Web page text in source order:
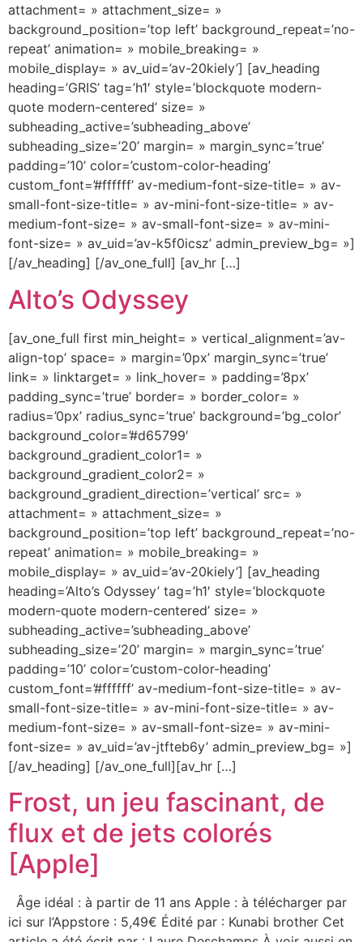
attachment= » attachment_size= »
background_position=’top left’ background_repeat=’no-
repeat’ animation= » mobile_breaking= »
mobile_display= » av_uid=’av-20kiely’] [av_heading
heading=’GRIS’ tag=’h1′ style=’blockquote modern-
quote modern-centered’ size= »
subheading_active=’subheading_above’
subheading_size=’20’ margin= » margin_sync=’true’
padding=’10’ color=’custom-color-heading’
custom_font=’#ffffff’ av-medium-font-size-title= » av-
small-font-size-title= » av-mini-font-size-title= » av-
medium-font-size= » av-small-font-size= » av-mini-
font-size= » av_uid=’av-k5f0icsz’ admin_preview_bg= »]
[/av_heading] [/av_one_full] [av_hr […]
Alto’s Odyssey
[av_one_full first min_height= » vertical_alignment=’av-
align-top’ space= » margin=’0px’ margin_sync=’true’
link= » linktarget= » link_hover= » padding=’8px’
padding_sync=’true’ border= » border_color= »
radius=’0px’ radius_sync=’true’ background=’bg_color’
background_color=’#d65799′
background_gradient_color1= »
background_gradient_color2= »
background_gradient_direction=’vertical’ src= »
attachment= » attachment_size= »
background_position=’top left’ background_repeat=’no-
repeat’ animation= » mobile_breaking= »
mobile_display= » av_uid=’av-20kiely’] [av_heading
heading=’Alto’s Odyssey’ tag=’h1′ style=’blockquote
modern-quote modern-centered’ size= »
subheading_active=’subheading_above’
subheading_size=’20’ margin= » margin_sync=’true’
padding=’10’ color=’custom-color-heading’
custom_font=’#ffffff’ av-medium-font-size-title= » av-
small-font-size-title= » av-mini-font-size-title= » av-
medium-font-size= » av-small-font-size= » av-mini-
font-size= » av_uid=’av-jtfteb6y’ admin_preview_bg= »]
[/av_heading] [/av_one_full][av_hr […]
Frost, un jeu fascinant, de
flux et de jets colorés
[Apple]
Âge idéal : à partir de 11 ans Apple : à télécharger par
ici sur l’Appstore : 5,49€ Édité par : Kunabi brother Cet